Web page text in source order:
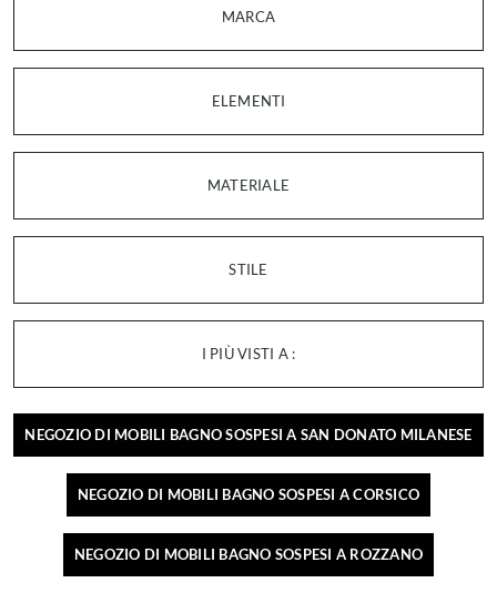
MARCA
ELEMENTI
MATERIALE
STILE
I PIÙ VISTI A :
NEGOZIO DI MOBILI BAGNO SOSPESI A SAN DONATO MILANESE
NEGOZIO DI MOBILI BAGNO SOSPESI A CORSICO
NEGOZIO DI MOBILI BAGNO SOSPESI A ROZZANO